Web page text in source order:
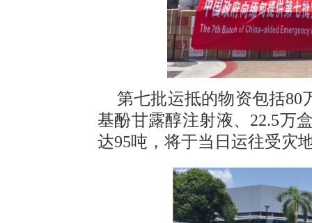
第七批运抵的物资包括80
基酚甘露醇注射液、22.5万
达95吨，将于当日运往受灾